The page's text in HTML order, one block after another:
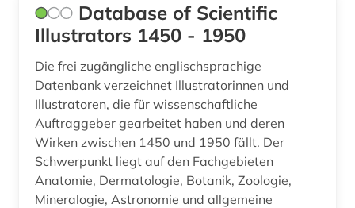
Database of Scientific
Illustrators 1450 - 1950
Die frei zugängliche englischsprachige
Datenbank verzeichnet Illustratorinnen und
Illustratoren, die für wissenschaftliche
Auftraggeber gearbeitet haben und deren
Wirken zwischen 1450 und 1950 fällt. Der
Schwerpunkt liegt auf den Fachgebieten
Anatomie, Dermatologie, Botanik, Zoologie,
Mineralogie, Astronomie und allgemeine